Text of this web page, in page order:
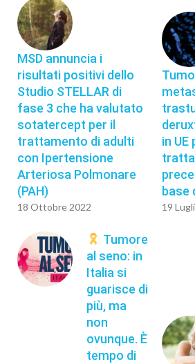
MSD annuncia i
risultati positivi dello
Studio STELLAR di
fase 3 che ha valutato
sotatercept per il
trattamento di adulti
con Ipertensione
Arteriosa Polmonare
(PAH)
18 Ottobre 2022
in UE
base
19
Tumore
al seno: in
Italia si
guarisce di
più, ma
non
ovunque. È
tempo di